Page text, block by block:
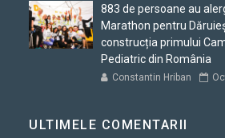
883 de persoane au
Marathon pentru
construcția primului
Pediatric din România
Constantin Hriban
ULTIMELE COMENTARII